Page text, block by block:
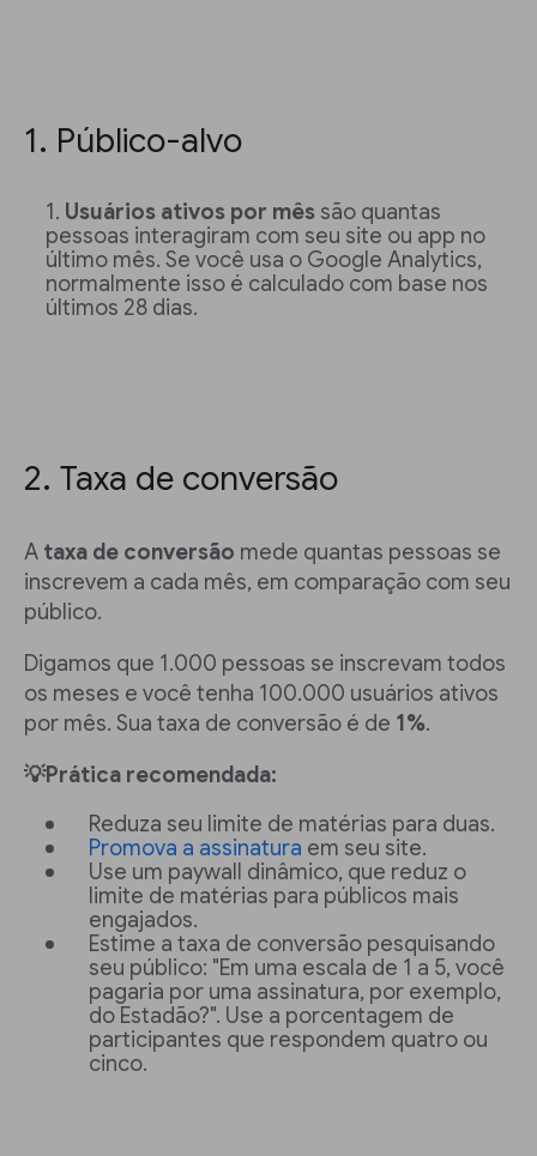
1. Público-alvo
Usuários ativos por mês são quantas
pessoas interagiram com seu site ou app no
último mês. Se você usa o Google Analytics,
normalmente isso é calculado com base nos
últimos 28 dias.
2. Taxa de conversão
A taxa de conversão mede quantas pessoas se
inscrevem a cada mês, em comparação com seu
público.
Digamos que 1.000 pessoas se inscrevam todos
os meses e você tenha 100.000 usuários ativos
por mês. Sua taxa de conversão é de 1%.
💡Prática recomendada:
Reduza seu limite de matérias para duas.
Promova a assinatura em seu site.
Use um paywall dinâmico, que reduz o
limite de matérias para públicos mais
engajados.
Estime a taxa de conversão pesquisando
seu público: "Em uma escala de 1 a 5, você
pagaria por uma assinatura, por exemplo,
do Estadão?". Use a porcentagem de
participantes que respondem quatro ou
cinco.